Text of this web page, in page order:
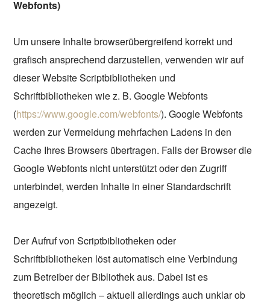
Webfonts)
Um unsere Inhalte browserübergreifend korrekt und
grafisch ansprechend darzustellen, verwenden wir auf
dieser Website Scriptbibliotheken und
Schriftbibliotheken wie z. B. Google Webfonts
(https://www.google.com/webfonts/). Google Webfonts
werden zur Vermeidung mehrfachen Ladens in den
Cache Ihres Browsers übertragen. Falls der Browser die
Google Webfonts nicht unterstützt oder den Zugriff
unterbindet, werden Inhalte in einer Standardschrift
angezeigt.
Der Aufruf von Scriptbibliotheken oder
Schriftbibliotheken löst automatisch eine Verbindung
zum Betreiber der Bibliothek aus. Dabei ist es
theoretisch möglich – aktuell allerdings auch unklar ob